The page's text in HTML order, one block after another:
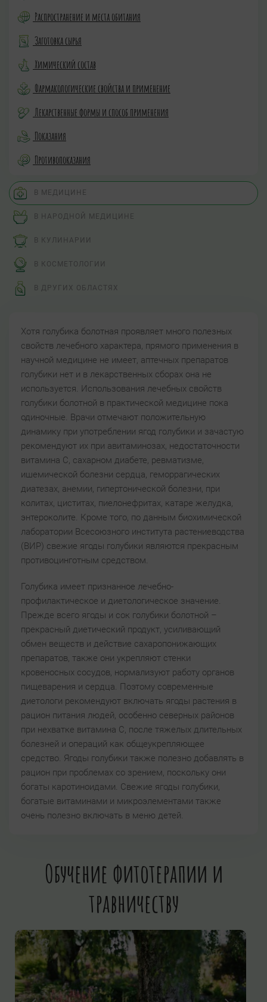
Распространение и места обитания
Заготовка сырья
Химический состав
Фармакологические свойства и применение
Лекарственные формы и способ применения
Показания
Противопоказания
В МЕДИЦИНЕ
В НАРОДНОЙ МЕДИЦИНЕ
В КУЛИНАРИИ
В КОСМЕТОЛОГИИ
В ДРУГИХ ОБЛАСТЯХ
Хотя голубика болотная проявляет много полезных
свойств лечебного характера, прямого применения в
научной медицине не имеет, аптечных препаратов
голубики нет и в лекарственных сборах она не
используется. Использования лечебных свойств
голубики болотной в практической медицине пока
одиночные. Врачи отмечают положительную
динамику при употреблении ягод голубики и зачастую
рекомендуют их при авитаминозах, недостаточности
витамина С, сахарном диабете, ревматизме,
ишемической болезни сердца, геморрагических
диатезах, анемии, гипертонической болезни, при
колитах, циститах, пиелонефритах, катаре желудка,
энтероколите. Кроме того, по данным биохимической
лаборатории Всесоюзного института растениеводства
(ВИР) свежие ягоды голубики являются прекрасным
противоцинготным средством.
Голубика имеет признанное лечебно-
профилактическое и диетологическое значение.
Прежде всего ягоды и сок голубики болотной –
прекрасный диетический продукт, усиливающий
обмен веществ и действие сахаропонижающих
препаратов, также они укрепляют стенки
кровеносных сосудов, нормализуют работу органов
пищеварения и сердца. Поэтому современные
диетологи рекомендуют включать ягоды растения в
рацион питания людей, особенно северных районов
при нехватке витамина С, после тяжелых длительных
болезней и операций как общеукрепляющее
средство. Ягоды голубики также полезно добавлять в
рацион при проблемах со зрением, поскольку они
богаты каротиноидами. Свежие ягоды голубики,
богатые витаминами и микроэлементами также
очень полезно включать в меню детей.
Обучение фитотерапии и
травничеству